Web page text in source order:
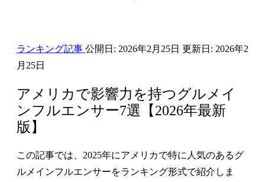
ランキング記事 公開日: 2026年2月25日 更新日: 2026年2
月25日
アメリカで影響力を持つグルメイ
ンフルエンサー7選【2026年最新
版】
この記事では、2025年にアメリカで特に人気のあるグ
ルメインフルエンサーをランキング形式で紹介しま